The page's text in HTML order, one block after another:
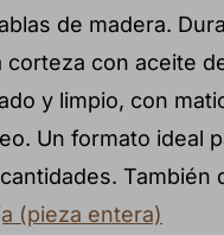
de madera.
corteza con aceite
y limpio, con
Un formato ideal
(pieza entera)